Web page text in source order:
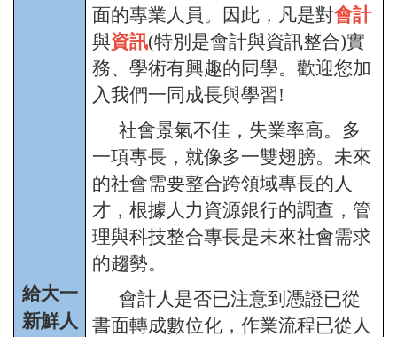
給大一
新鮮人
面的專業人員。因此，凡是對會計
與資訊(特別是會計與資訊整合)實
務、學術有興趣的同學。歡迎您加
入我們一同成長與學習!
社會景氣不佳，失業率高。多
一項專長，就像多一雙翅膀。未來
的社會需要整合跨領域專長的人
才，根據人力資源銀行的調查，管
理與科技整合專長是未來社會需求
的趨勢。
會計人是否已注意到憑證已從
書面轉成數位化，作業流程已從人